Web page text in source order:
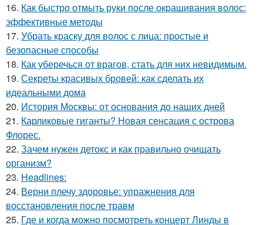
16. Как быстро отмыть руки после окрашивания волос:
эффективные методы
17. Убрать краску для волос с лица: простые и
безопасные способы
18. Как уберечься от врагов, стать для них невидимым.
19. Секреты красивых бровей: как сделать их
идеальными дома
20. История Москвы: от основания до наших дней
21. Карликовые гиганты? Новая сенсация с острова
Флорес.
22. Зачем нужен детокс и как правильно очищать
организм?
23. Headlines:
24. Верни плечу здоровье: упражнения для
восстановления после травм
25. Где и когда можно посмотреть концерт Линды в